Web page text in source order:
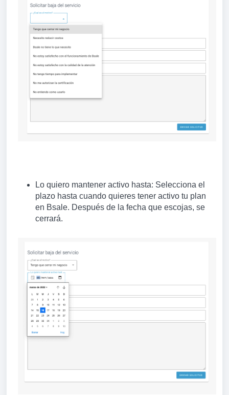
Lo quiero mantener activo hasta: Selecciona el
plazo hasta cuando quieres tener activo tu plan
en Bsale. Después de la fecha que escojas, se
cerrará.